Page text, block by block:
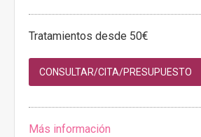
Tratamientos desde 50€
CONSULTAR/CITA/PRESUPUESTO
Más información